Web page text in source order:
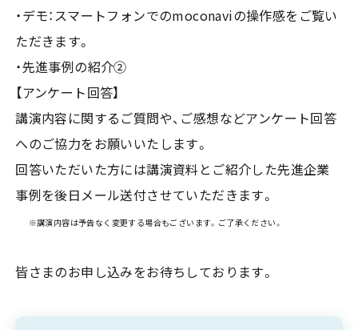
・デモ：スマートフォンでのmoconaviの操作感をご覧い
ただきます。
・先進事例の紹介②
【アンケート回答】
講演内容に関するご質問や、ご感想などアンケート回答
へのご協力をお願いいたします。
回答いただいた方には講演資料とご紹介した先進企業
事例を後日メール送付させていただきます。
※講演内容は予告なく変更する場合もございます。ご了承ください。
皆さまのお申し込みをお待ちしております。